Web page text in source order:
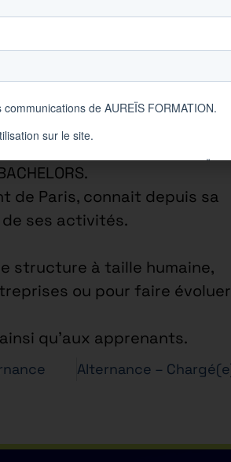
la formation en alternance
de Paris, connait depuis sa
ses activités.
structure à taille humaine,
ou pour faire évoluer
qu’aux apprenants.